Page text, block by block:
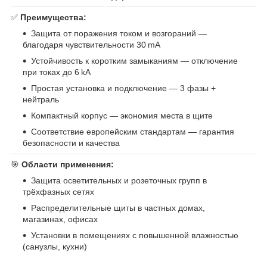
✅ Преимущества:
Защита от поражения током и возгораний —
благодаря чувствительности 30 mA
Устойчивость к коротким замыканиям — отключение
при токах до 6 kA
Простая установка и подключение — 3 фазы +
нейтраль
Компактный корпус — экономия места в щите
Соответствие европейским стандартам — гарантия
безопасности и качества
🎯 Области применения:
Защита осветительных и розеточных групп в
трёхфазных сетях
Распределительные щиты в частных домах,
магазинах, офисах
Установки в помещениях с повышенной влажностью
(санузлы, кухни)